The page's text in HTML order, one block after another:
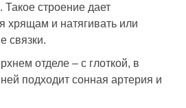
Такое строение дает
хрящам и натягивать или
связки.
отделе – с глоткой, в
подходит сонная артерия и